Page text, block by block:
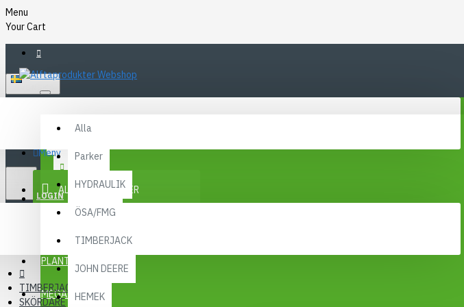
Menu
Your Cart
SEK
Alla
Parker
HYDRAULIK
ÖSA/FMG
TIMBERJACK
JOHN DEERE
HEMEK
KONTAKT
Meny
ALLA KATEGORIER
PLANTMA X
MEGA MENY
LOGIN
REGISTER
TIMBERJACK
SKÖRDARE